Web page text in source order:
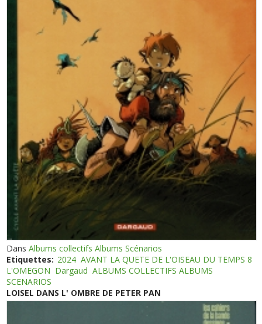
DansAlbums collectifs Albums Scénarios
Etiquettes: 2024 AVANT LA QUETE DE L'OISEAU DU TEMPS 8
L'OMEGON Dargaud ALBUMS COLLECTIFS ALBUMS
SCENARIOS
LOISEL DANS L' OMBRE DE PETER PAN